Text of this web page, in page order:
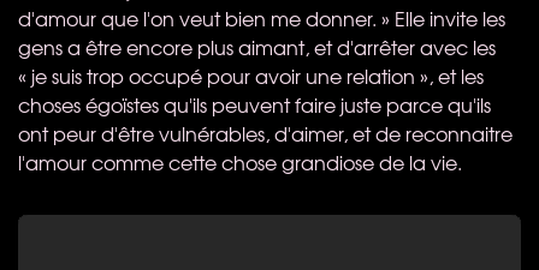
d'amour que l'on veut bien me donner. » Elle invite les
gens a être encore plus aimant, et d'arrêter avec les
« je suis trop occupé pour avoir une relation », et les
choses égoïstes qu'ils peuvent faire juste parce qu'ils
ont peur d'être vulnérables, d'aimer, et de reconnaitre
l'amour comme cette chose grandiose de la vie.